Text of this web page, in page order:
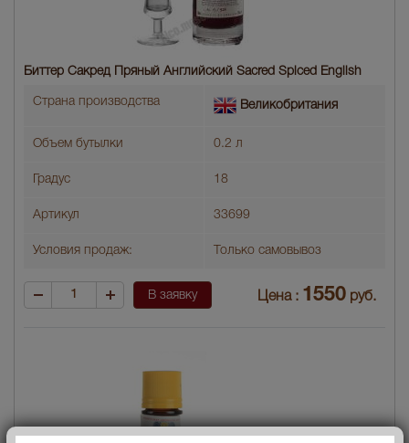
Биттер Сакред Пряный Английский Sacred Spiced English
Страна производства Великобритания
Объем бутылки 0.2 л
Градус 18
Артикул 33699
Условия продаж: Только самовывоз
В заявку Цена : 1550 руб.